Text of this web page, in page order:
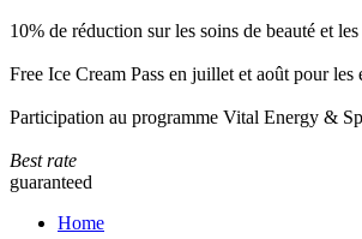
10% de réduction sur les soins de beauté et les
Free Ice Cream Pass en juillet et août pour les
Participation au programme Vital Energy &
Best rate
guaranteed
Home